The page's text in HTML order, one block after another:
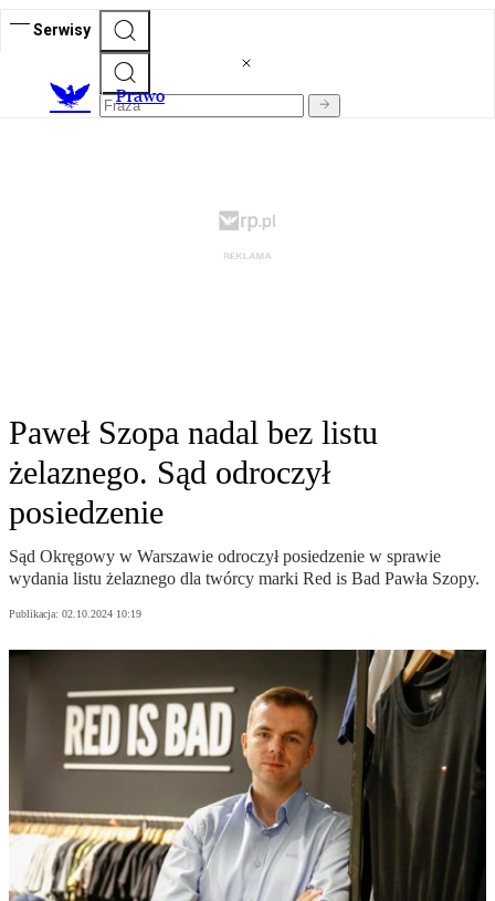
Serwisy
Prawo
Paweł Szopa nadal bez listu
żelaznego. Sąd odroczył
posiedzenie
Sąd Okręgowy w Warszawie odroczył posiedzenie w sprawie
wydania listu żelaznego dla twórcy marki Red is Bad Pawła Szopy.
Publikacja: 02.10.2024 10:19